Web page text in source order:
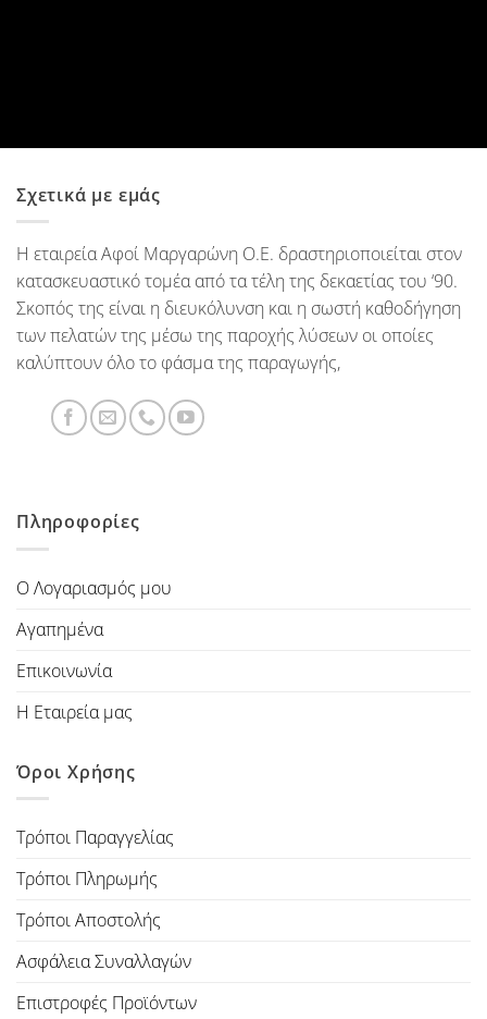
Σχετικά με εμάς
Η εταιρεία Αφοί Μαργαρώνη Ο.Ε. δραστηριοποιείται στον
κατασκευαστικό τομέα από τα τέλη της δεκαετίας του ‘90.
Σκοπός της είναι η διευκόλυνση και η σωστή καθοδήγηση
των πελατών της μέσω της παροχής λύσεων οι οποίες
καλύπτουν όλο το φάσμα της παραγωγής,
Πληροφορίες
Ο Λογαριασμός μου
Αγαπημένα
Επικοινωνία
Η Εταιρεία μας
Όροι Χρήσης
Τρόποι Παραγγελίας
Τρόποι Πληρωμής
Τρόποι Αποστολής
Ασφάλεια Συναλλαγών
Επιστροφές Προϊόντων